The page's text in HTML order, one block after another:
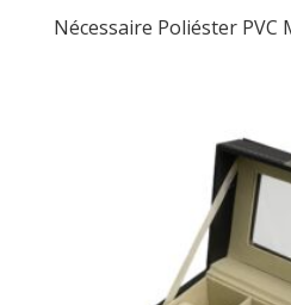
Nécessaire Poliéster PVC